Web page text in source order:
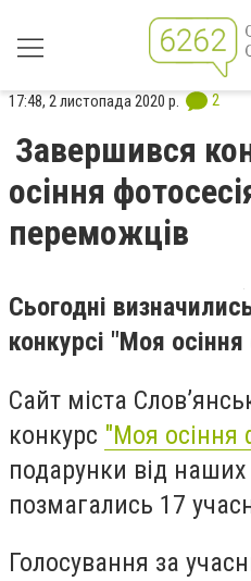
17:48, 2 листопада 2020 р. 2
Завершився
осіння
переможців
Сьогодні
конкурсі "Моя
Сайт міста
конкурс "Моя осіння
подарунки від наших
позмагались 17
Голосування за